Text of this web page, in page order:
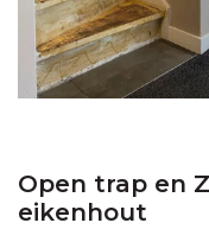
Open trap en
eikenhout